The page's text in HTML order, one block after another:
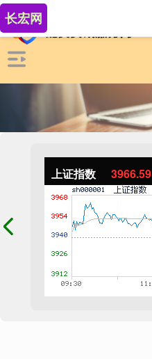
上证指数 3966.59
长宏网